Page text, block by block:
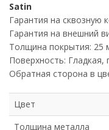
Satin
Гарантия на сквозную
Гарантия на внешний
Толщина покрытия: 25
Поверхность: Гладкая,
Обратная сторона в
Цвет
Толщина металла